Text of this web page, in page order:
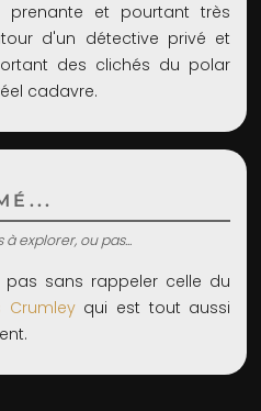
prenante et pourtant très
d'un détective privé et
des clichés du polar
cadavre.
explorer, ou pas...
sans rappeler celle du
Crumleyqui est tout aussi